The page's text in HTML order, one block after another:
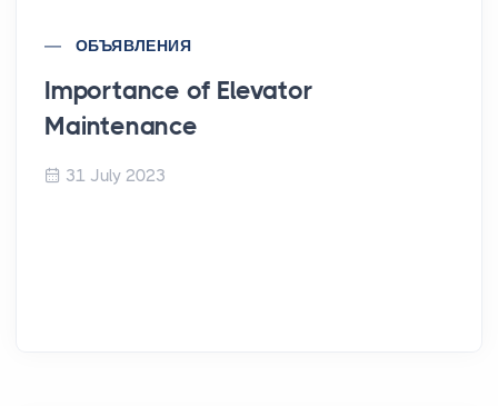
ОБЪЯВЛЕНИЯ
Importance of Elevator
Maintenance
31 July 2023